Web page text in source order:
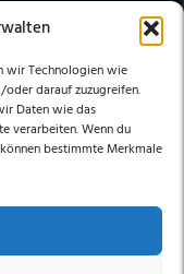
wir Technologien wie
darauf zuzugreifen.
Daten wie das
verarbeiten. Wenn du
bestimmte Merkmale
an